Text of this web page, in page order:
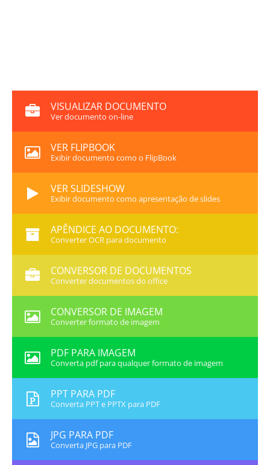
VISUALIZAR DOCUMENTO
Ver documento on-line
VER FLIPBOOK
Exibir documento como o FlipBook
VER SLIDESHOW
Exibir documento como apresentação de slides
APÊNDICE AO DOCUMENTO:
Converter OCR para documento
CONVERSOR DE DOCUMENTOS
Converter documentos do office
CONVERSOR DE IMAGEM
Converter formato de imagem
PDF PARA IMAGEM
Converta pdf para qualquer formato de imagem
PPT PARA PDF
Converta PPT e PPTX para PDF
JPG PARA PDF
Converta JPG para PDF